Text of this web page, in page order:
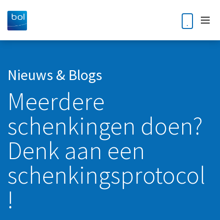
Home
Diensten
Accountancy
Audit
Bedrijfsoverdracht en opvolging
Business Intelligence
Klantverhalen
Nieuws en blogs
Kennisdossiers
Nieuws & Blogs
Meerdere
schenkingen doen?
Denk aan een
schenkingsprotocol
!